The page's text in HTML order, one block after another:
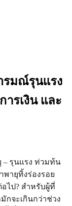
รมณ์รุนแรง
รเงิน และ
– รุนแรง ท่วมท้น
พายุทิ้งร่องรอย
ไป? สำหรับผู้ที่
กจะเกินกว่าช่วง